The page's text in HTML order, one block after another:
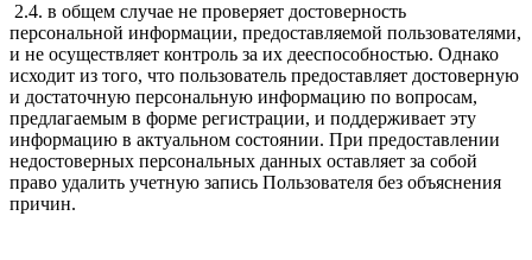
2.4. в общем случае не проверяет достоверность
персональной информации, предоставляемой пользователями,
и не осуществляет контроль за их дееспособностью. Однако
исходит из того, что пользователь предоставляет достоверную
и достаточную персональную информацию по вопросам,
предлагаемым в форме регистрации, и поддерживает эту
информацию в актуальном состоянии. При предоставлении
недостоверных персональных данных оставляет за собой
право удалить учетную запись Пользователя без объяснения
причин.